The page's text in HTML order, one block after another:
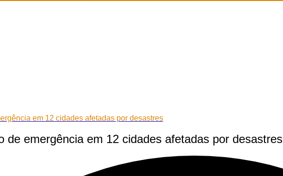
em 12 cidades afetadas por desastres
de emergência em 12 cidades afetadas por desastres